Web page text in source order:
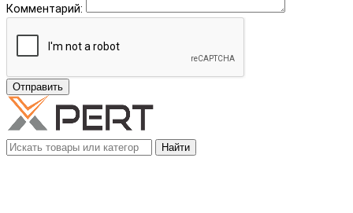
Комментарий:
Отправить
Найти